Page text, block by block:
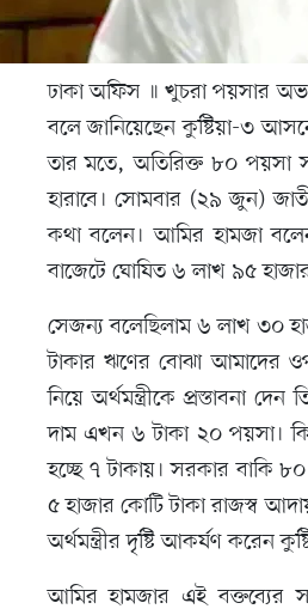
ঢাকা অফিস ॥ খুচরা পয়সার
বলে জানিয়েছেন কুষ্টিয়া-৩
তার মতে, অতিরিক্ত ৮০ পয়সা
হারাবে। সোমবার (২৯ জুন)
কথা বলেন। আমির হামজা
বাজেটে ঘোষিত ৬ লাখ ৯৫
সেজন্য বলেছিলাম ৬ লাখ ৩০
টাকার ঋণের বোঝা আমাদের
নিয়ে অর্থমন্ত্রীকে প্রস্তাবনা
দাম এখন ৬ টাকা ২০ পয়সা।
হচ্ছে ৭ টাকায়। সরকার বাকি
৫ হাজার কোটি টাকা রাজস্ব
অর্থমন্ত্রীর দৃষ্টি আকর্ষণ করেন
আমির হামজার এই বক্তব্যের